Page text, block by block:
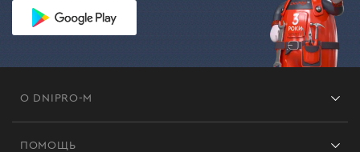
О DNIPRO-M
ПОМОЩЬ